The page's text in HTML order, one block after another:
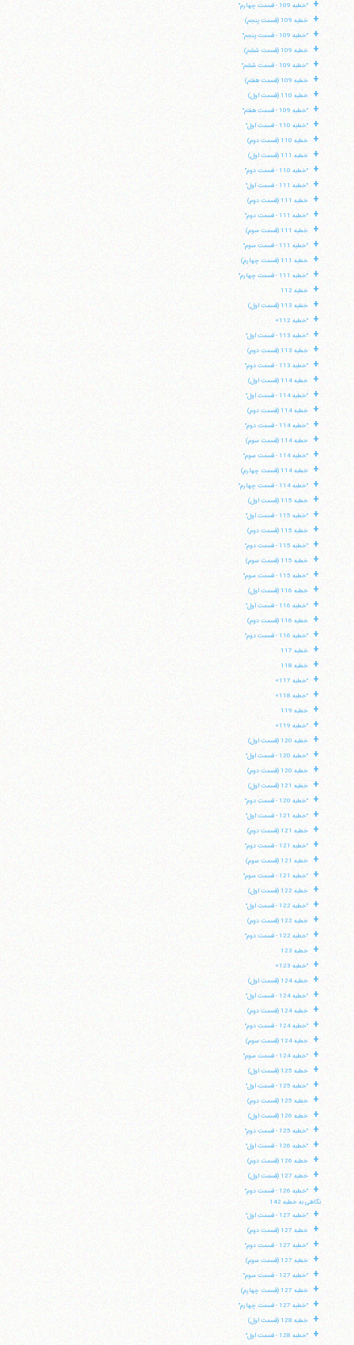
+ "خطبه 109 - قسمت چهارم"
+ خطبه 109 (قسمت پنجم)
+ "خطبه 109 - قسمت پنجم"
+ خطبه 109 (قسمت ششم)
+ "خطبه 109 - قسمت ششم"
+ خطبه 109 (قسمت هفتم)
+ خطبه 110 (قسمت اول)
+ "خطبه 109 - قسمت هفتم"
+ "خطبه 110 - قسمت اول"
+ خطبه 110 (قسمت دوم)
+ خطبه 111 (قسمت اول)
+ "خطبه 110 - قسمت دوم"
+ "خطبه 111 - قسمت اول"
+ خطبه 111 (قسمت دوم)
+ "خطبه 111 - قسمت دوم"
+ خطبه 111 (قسمت سوم)
+ "خطبه 111 - قسمت سوم"
+ خطبه 111 (قسمت چهارم)
+ "خطبه 111 - قسمت چهارم"
+ خطبه 112
+ خطبه 113 (قسمت اول)
+ "خطبه 112»
+ "خطبه 113 - قسمت اول"
+ خطبه 113 (قسمت دوم)
+ "خطبه 113 - قسمت دوم"
+ خطبه 114 (قسمت اول)
+ "خطبه 114 - قسمت اول"
+ خطبه 114 (قسمت دوم)
+ "خطبه 114 - قسمت دوم"
+ خطبه 114 (قسمت سوم)
+ "خطبه 114 - قسمت سوم"
+ خطبه 114 (قسمت چهارم)
+ "خطبه 114 - قسمت چهارم"
+ خطبه 115 (قسمت اول)
+ "خطبه 115 - قسمت اول"
+ خطبه 115 (قسمت دوم)
+ "خطبه 115 - قسمت دوم"
+ خطبه 115 (قسمت سوم)
+ "خطبه 115 - قسمت سوم"
+ خطبه 116 (قسمت اول)
+ "خطبه 116 - قسمت اول"
+ خطبه 116 (قسمت دوم)
+ "خطبه 116 - قسمت دوم"
+ خطبه 117
+ خطبه 118
+ "خطبه 117»
+ "خطبه 118»
+ خطبه 119
+ "خطبه 119»
+ خطبه 120 (قسمت اول)
+ "خطبه 120 - قسمت اول"
+ خطبه 120 (قسمت دوم)
+ خطبه 121 (قسمت اول)
+ "خطبه 120 - قسمت دوم"
+ "خطبه 121 - قسمت اول"
+ خطبه 121 (قسمت دوم)
+ "خطبه 121 - قسمت دوم"
+ خطبه 121 (قسمت سوم)
+ "خطبه 121 - قسمت سوم"
+ خطبه 122 (قسمت اول)
+ "خطبه 122 - قسمت اول"
+ خطبه 122 (قسمت دوم)
+ "خطبه 122 - قسمت دوم"
+ خطبه 123
+ "خطبه 123»
+ خطبه 124 (قسمت اول)
+ "خطبه 124 - قسمت اول"
+ خطبه 124 (قسمت دوم)
+ "خطبه 124 - قسمت دوم"
+ خطبه 124 (قسمت سوم)
+ "خطبه 124 - قسمت سوم"
+ خطبه 125 (قسمت اول)
+ "خطبه 125 - قسمت اول"
+ خطبه 125 (قسمت دوم)
+ خطبه 126 (قسمت اول)
+ "خطبه 125 - قسمت دوم"
+ "خطبه 126 - قسمت اول"
+ خطبه 126 (قسمت دوم)
+ خطبه 127 (قسمت اول)
+
"خطبه 126 - قسمت دوم"
نگاهی به خطبه 142
+ "خطبه 127 - قسمت اول"
+ خطبه 127 (قسمت دوم)
+ "خطبه 127 - قسمت دوم"
+ خطبه 127 (قسمت سوم)
+ "خطبه 127 - قسمت سوم"
+ خطبه 127 (قسمت چهارم)
+ "خطبه 127 - قسمت چهارم"
+ خطبه 128 (قسمت اول)
+ "خطبه 128 - قسمت اول"